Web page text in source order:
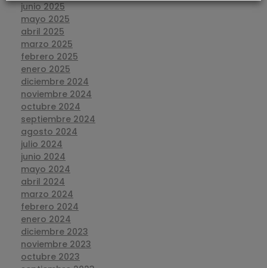
junio 2025
mayo 2025
abril 2025
marzo 2025
febrero 2025
enero 2025
diciembre 2024
noviembre 2024
octubre 2024
septiembre 2024
agosto 2024
julio 2024
junio 2024
mayo 2024
abril 2024
marzo 2024
febrero 2024
enero 2024
diciembre 2023
noviembre 2023
octubre 2023